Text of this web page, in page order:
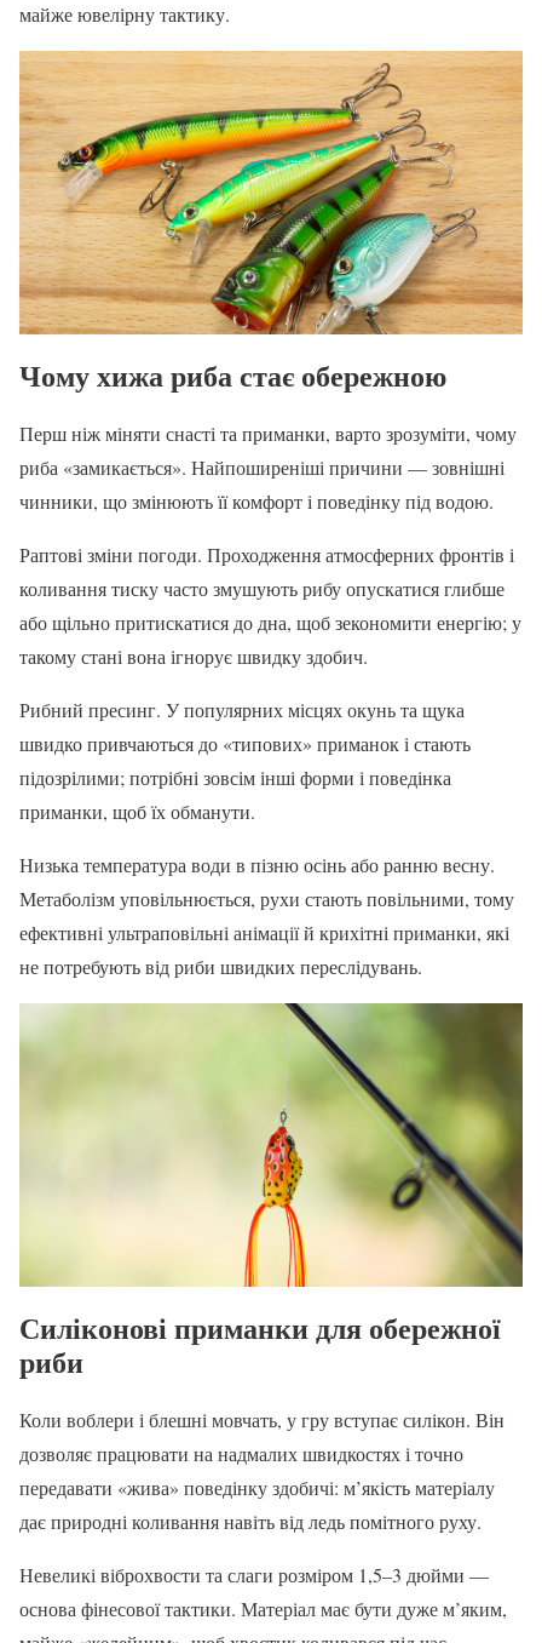
майже ювелірну тактику.
Чому хижа риба стає обережною
Перш ніж міняти снасті та приманки, варто зрозуміти, чому
риба «замикається». Найпоширеніші причини — зовнішні
чинники, що змінюють її комфорт і поведінку під водою.
Раптові зміни погоди. Проходження атмосферних фронтів і
коливання тиску часто змушують рибу опускатися глибше
або щільно притискатися до дна, щоб зекономити енергію; у
такому стані вона ігнорує швидку здобич.
Рибний пресинг. У популярних місцях окунь та щука
швидко привчаються до «типових» приманок і стають
підозрілими; потрібні зовсім інші форми і поведінка
приманки, щоб їх обманути.
Низька температура води в пізню осінь або ранню весну.
Метаболізм уповільнюється, рухи стають повільними, тому
ефективні ультраповільні анімації й крихітні приманки, які
не потребують від риби швидких переслідувань.
Силіконові приманки для обережної
риби
Коли воблери і блешні мовчать, у гру вступає силікон. Він
дозволяє працювати на надмалих швидкостях і точно
передавати «жива» поведінку здобичі: м’якість матеріалу
дає природні коливання навіть від ледь помітного руху.
Невеликі віброхвости та слаги розміром 1,5–3 дюйми —
основа фінесової тактики. Матеріал має бути дуже м’яким,